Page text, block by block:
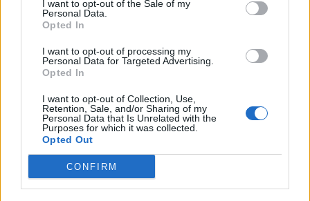
I want to opt-out of the Sale of my
Personal Data.
Opted In
I want to opt-out of processing my
Personal Data for Targeted Advertising.
Opted In
I want to opt-out of Collection, Use,
Retention, Sale, and/or Sharing of my
Personal Data that Is Unrelated with the
Purposes for which it was collected.
Opted Out
CONFIRM
Grupo motard “Lobos do Asfalto” vai
and Rescue” a favor...
05/08/2026